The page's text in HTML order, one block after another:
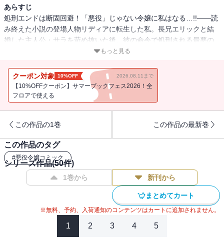
あらすじ
処刑エンドは断固回避！「悪役」じゃない令嬢に私はなる…!!――読
み終えた小説の登場人物リディアに転生した私。長兄エリックと結
婚した主人公・サラを苛め抜いた後、彼の命令で処刑される最悪の
令嬢…。でも２年後の結末を回避するため、小説で得た知識を活か
通され、エリックには不愛想ながら親愛を向けられ…。戦場帰りの
次兄カイザや婚約者ルイード皇子にも愛されドキドキが止まらな
い…!?大注目の悪役令嬢ノベルここにコミカライズ!!
もっと見る
クーポン対象 10%OFF 2026.08.11まで
【10%OFFクーポン】サマーブックフェス2026！全
フロアで使える
この作品の1巻 この作品の最新巻
この作品のタグ
#悪役令嬢コミック
シリーズ作品(50件)
1巻から 新刊から
まとめてカート
※無料、予約、入荷通知のコンテンツはカートに追加されません。
1 2 3 4 5